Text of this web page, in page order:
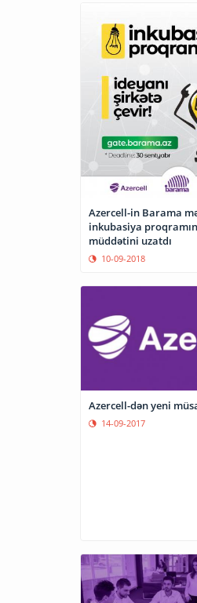
Azercell-in Barama
inkubasiya
müddətini uzatdı
10-09-2018
Azercell-dən yeni
14-09-2017